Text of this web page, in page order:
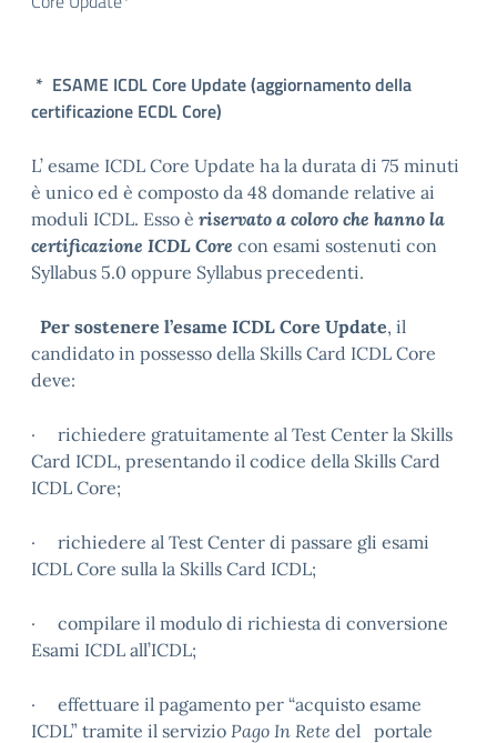
* ESAME ICDL Core Update (aggiornamento della
certificazione ECDL Core)
L’ esame ICDL Core Update ha la durata di 75 minuti
è unico ed è composto da 48 domande relative ai
moduli ICDL. Esso è riservato a coloro che hanno la
certificazione ICDL Core con esami sostenuti con
Syllabus 5.0 oppure Syllabus precedenti.
Per sostenere l’esame ICDL Core Update, il
candidato in possesso della Skills Card ICDL Core
deve:
· richiedere gratuitamente al Test Center la Skills
Card ICDL, presentando il codice della Skills Card
ICDL Core;
· richiedere al Test Center di passare gli esami
ICDL Core sulla la Skills Card ICDL;
· compilare il modulo di richiesta di conversione
Esami ICDL all’ICDL;
· effettuare il pagamento per “acquisto esame
ICDL” tramite il servizio Pago In Rete del portale